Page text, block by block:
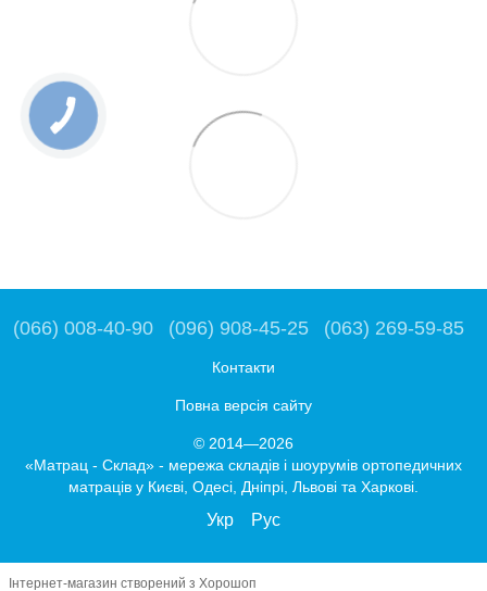
(066) 008-40-90 (096) 908-45-25 (063) 269-59-85
Контакти
Повна версія сайту
© 2014—2026
«Матрац - Склад» - мережа складів і шоурумів ортопедичних
матраців у Києві, Одесі, Дніпрі, Львові та Харкові.
Укр Рус
Інтернет-магазин створений з Хорошоп